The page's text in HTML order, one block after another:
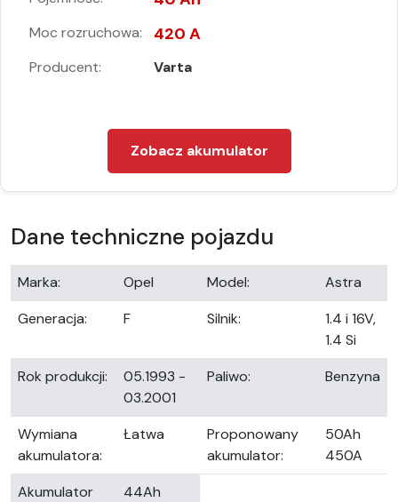
Moc rozruchowa: 420 A
Producent: Varta
Zobacz akumulator
Dane techniczne pojazdu
Marka: Opel Model:
Astra
Generacja:
F Silnik:
1.4 i 16V,
1.4 Si
Rok produkcji:
05.1993 -
03.2001
Paliwo: Benzyna
Wymiana
akumulatora:
Łatwa
Proponowany
akumulator:
50Ah
450A
Akumulator
44Ah